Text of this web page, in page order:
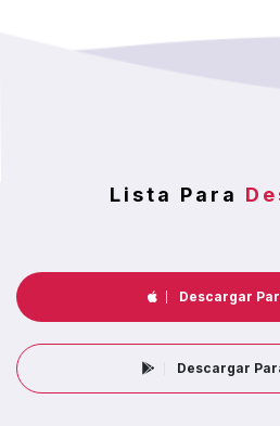
Lista Para
Descargar
Descargar